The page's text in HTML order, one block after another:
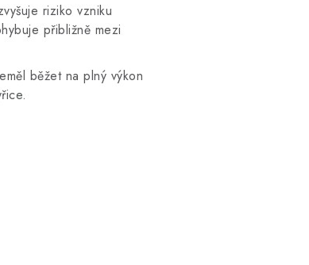
riziko vzniku
přibližně mezi
běžet na plný výkon